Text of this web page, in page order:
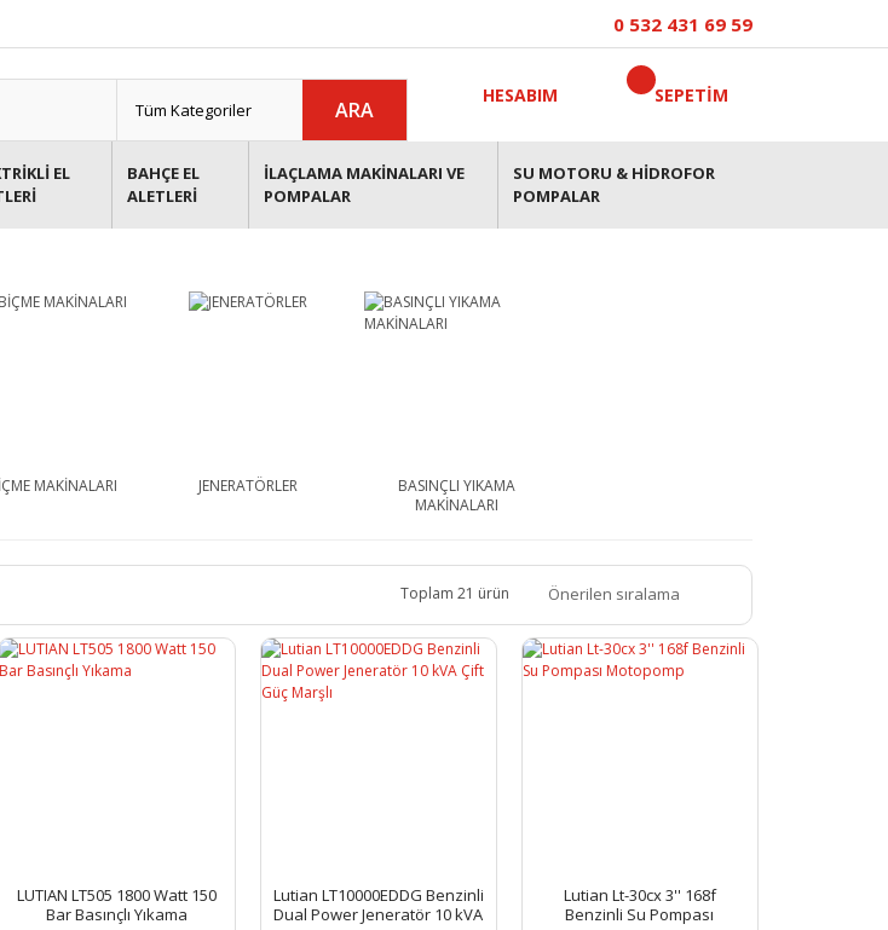
0 532 431 69 59
ARA
HESABIM SEPETİM
EL
BAHÇE EL
ALETLERİ
İLAÇLAMA MAKİNALARI VE
POMPALAR
SU MOTORU & HİDROFOR
POMPALAR
MAKİNALARI JENERATÖRLER
BASINÇLI YIKAMA
MAKİNALARI
Toplam 21 ürün
LUTIAN LT505 1800 Watt 150
Bar Basınçlı Yıkama
Lutian LT10000EDDG Benzinli
Dual Power Jeneratör 10 kVA
Lutian Lt-30cx 3'' 168f
Benzinli Su Pompası